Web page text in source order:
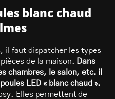
blanc chaud
il faut dispatcher les types
de la maison. Dans
chambres, le salon, etc. il
LED « blanc chaud ».
Elles permettent de